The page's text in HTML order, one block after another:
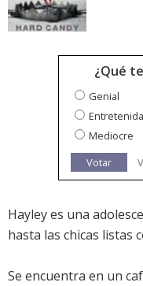
¿Qué
Genial
Entretenida
Mediocre
Votar
Hayley es una
hasta las chicas listas
Se encuentra en un